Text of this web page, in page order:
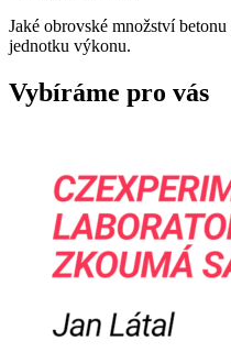
Jaké obrovské množství
jednotku výkonu.
Vybíráme pro vás